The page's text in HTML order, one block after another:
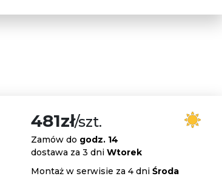
481zł/szt.
Zamów do godz. 14
dostawa za 3 dni Wtorek
Montaż w serwisie za 4 dni Środa